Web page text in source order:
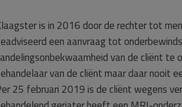
is in 2016 door de rechter tot
een aanvraag tot
van de cliënt
van de cliënt maar daar nooit
25 februari 2019 is de cliënt wegens